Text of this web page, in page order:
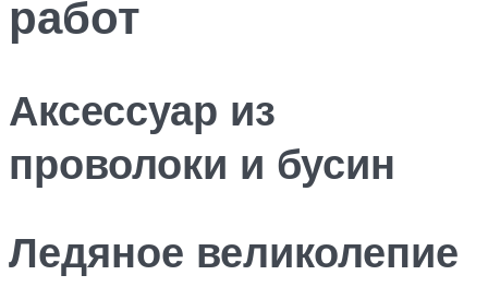
работ
Аксессуар из
проволоки и бусин
Ледяное великолепие